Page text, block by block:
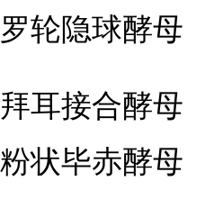
罗轮隐球酵母
拜耳接合酵母
粉状毕赤酵母